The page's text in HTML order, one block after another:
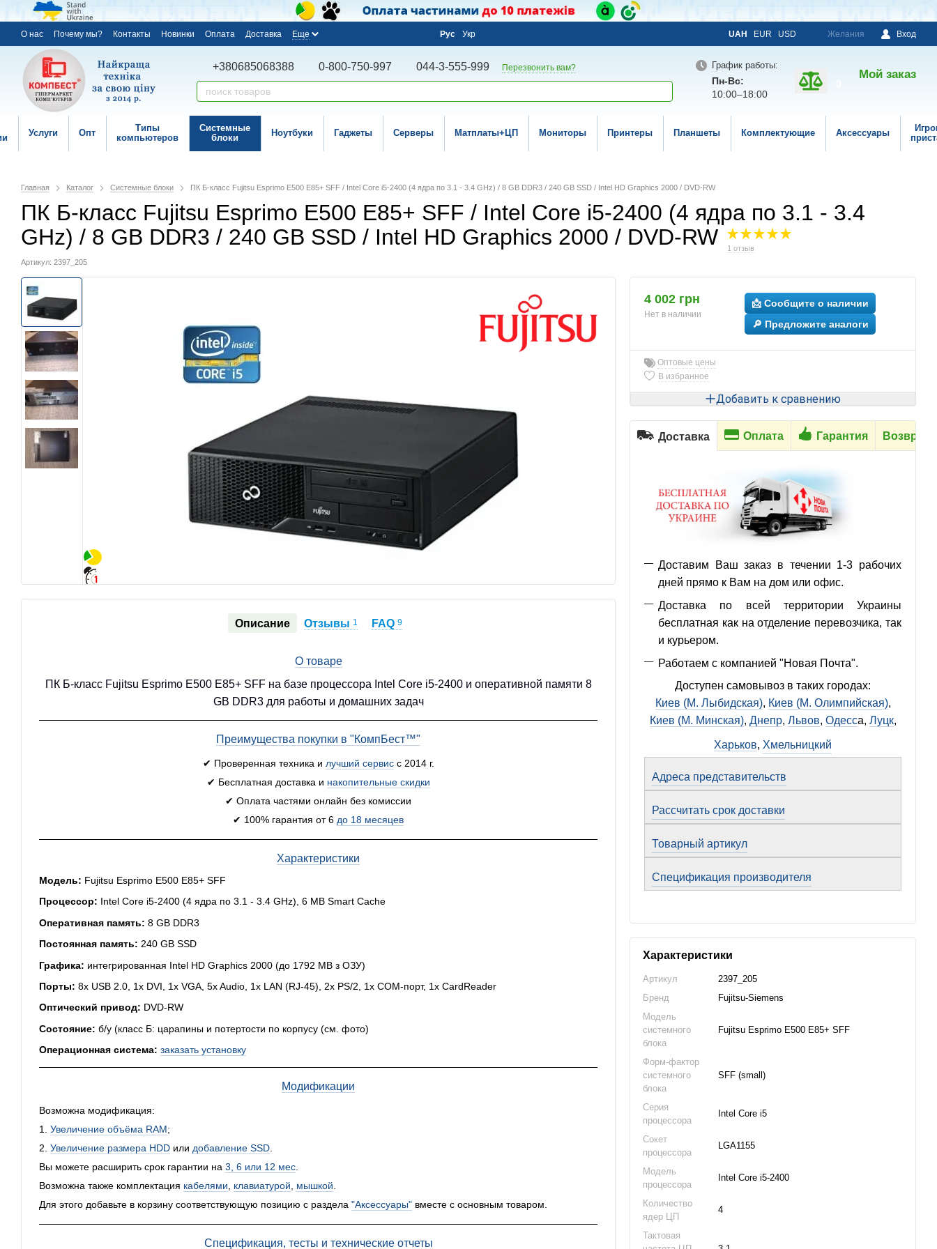
О нас Почему мы? Контакты Новинки Оплата Доставка Еще Рус Укр UAH EUR USD Желания Вход
+380685068388 0-800-750-997 044-3-555-999 Перезвонить вам? График работы:
Пн-Вс:
10:00–18:00
Мой заказ
Услуги Опт
Типы
компьютеров
Системные
блоки
Ноутбуки Гаджеты Серверы Матплаты+ЦП Мониторы Принтеры Планшеты Комплектующие Аксессуары
Главная Каталог Системные блоки ПК Б-класс Fujitsu Esprimo E500 E85+ SFF / Intel Core i5-2400 (4 ядра по 3.1 - 3.4 GHz) / 8 GB DDR3 / 240 GB SSD / Intel HD Graphics 2000 / DVD-RW
ПК Б-класс Fujitsu Esprimo E500 E85+ SFF / Intel Core i5-2400 (4 ядра по 3.1 - 3.4
GHz) / 8 GB DDR3 / 240 GB SSD / Intel HD Graphics 2000 / DVD-RW
1 отзыв
Артикул: 2397_205
Описание Отзывы 1 FAQ 9
О товаре
ПК Б-класс Fujitsu Esprimo E500 E85+ SFF на базе процессора Intel Core i5-2400 и оперативной памяти 8
GB DDR3 для работы и домашних задач
Преимущества покупки в "КомпБест™"
✔ Проверенная техника и лучший сервисс 2014 г.
✔ Бесплатная доставка и накопительные скидки
✔ Оплата частями онлайн без комиссии
✔ 100% гарантия от 6 до 18 месяцев
Характеристики
Модель: Fujitsu Esprimo E500 E85+ SFF
Процессор: Intel Core i5-2400 (4 ядра по 3.1 - 3.4 GHz), 6 MB Smart Cache
Оперативная память: 8 GB DDR3
Постоянная память: 240 GB SSD
Графика: интегрированная Intel HD Graphics 2000 (до 1792 MB з ОЗУ)
Порты: 8x USB 2.0, 1x DVI, 1x VGA, 5x Audio, 1x LAN (RJ-45), 2x PS/2, 1x COM-порт, 1x CardReader
Оптический привод: DVD-RW
Состояние: б/у (класс Б: царапины и потертости по корпусу (см. фото)
Операционная система: заказать установку
Модификации
Возможна модификация:
1. Увеличение объёма RAM;
2. Увеличение размера HDD или добавление SSD
Вы можете расширить срок гарантии на 3, 6 или 12 мес
Возможна также комплектация кабелями клавиатурой мышкой
Для этого добавьте в корзину соответствующую позицию с раздела "Аксессуары" вместе с основным товаром.
Спецификация, тесты и технические отчеты
4 002 грн
Нет в наличии
📩 Сообщите о наличии
🔎 Предложите аналоги
Оптовые цены
В избранное
Добавить к сравнению
Доставка Оплата Гарантия Возврат
Доставим Ваш заказ в течении 1-3 рабочих
дней прямо к Вам на дом или офис.
Доставка по всей территории Украины
бесплатная как на отделение перевозчика, так
и курьером.
Работаем с компанией "Новая Почта".
Доступен самовывоз в таких городах:
Киев (М. Лыбидская), Киев (М. Олимпийская),
Киев (М. Минская), Днепр, Львов, Одесса, Луцк,
Харьков, Хмельницкий
Адреса представительств
Рассчитать срок доставки
Товарный артикул
Спецификация производителя
Характеристики
Артикул
2397_205
Бренд
Fujitsu-Siemens
Модель
системного
блока
Fujitsu Esprimo E500 E85+ SFF
Форм-фактор
системного
блока
SFF (small)
Серия
процессора
Intel Core i5
Сокет
процессора
LGA1155
Модель
процессора
Intel Core i5-2400
Количество
ядер ЦП
4
Тактовая